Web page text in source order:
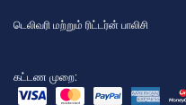
டெலிவரி மற்றும் ரிட்டர்ன் பாலிசி
கட்டண முறை: